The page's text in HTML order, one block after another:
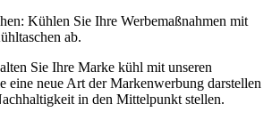
Kühlen Sie Ihre Werbemaßnahmen mit
ab.
Sie Ihre Marke kühl mit unseren
eine neue Art der Markenwerbung darstellen
in den Mittelpunkt stellen.